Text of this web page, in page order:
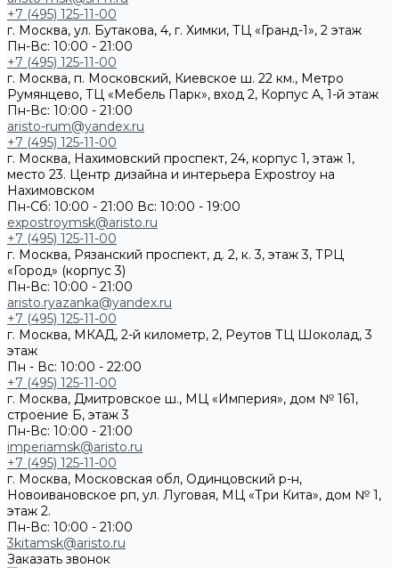
+7 (495) 125-11-00
г. Москва, ул. Бутакова, 4, г. Химки, ТЦ «Гранд-1», 2 этаж
Пн-Вс: 10:00 - 21:00
+7 (495) 125-11-00
г. Москва, п. Московский, Киевское ш. 22 км., Метро
Румянцево, ТЦ «Мебель Парк», вход 2, Корпус А, 1-й этаж
Пн-Вс: 10:00 - 21:00
aristo-rum@yandex.ru
+7 (495) 125-11-00
г. Москва, Нахимовский проспект, 24, корпус 1, этаж 1,
место 23. Центр дизайна и интерьера Expostroy на
Нахимовском
Пн-Сб: 10:00 - 21:00 Вс: 10:00 - 19:00
expostroymsk@aristo.ru
+7 (495) 125-11-00
г. Москва, Рязанский проспект, д. 2, к. 3, этаж 3, ТРЦ
«Город» (корпус 3)
Пн-Вс: 10:00 - 21:00
aristo.ryazanka@yandex.ru
+7 (495) 125-11-00
г. Москва, МКАД, 2-й километр, 2, Реутов ТЦ Шоколад, 3
этаж
Пн - Вс: 10:00 - 22:00
+7 (495) 125-11-00
г. Москва, Дмитровское ш., МЦ «Империя», дом № 161,
строение Б, этаж 3
Пн-Вс: 10:00 - 21:00
imperiamsk@aristo.ru
+7 (495) 125-11-00
г. Москва, Московская обл, Одинцовский р-н,
Новоивановское рп, ул. Луговая, МЦ «Три Кита», дом № 1,
этаж 2.
Пн-Вс: 10:00 - 21:00
3kitamsk@aristo.ru
Заказать звонок